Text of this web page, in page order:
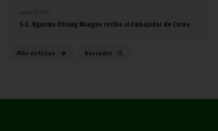
agosto 07, 2026
S.E. Nguema Obiang Mangue recibe al Embajador de Corea
Más noticias Búscador